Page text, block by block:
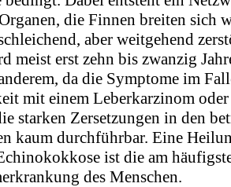
die Finnen breiten sich
aber weitgehend
meist erst zehn bis zwanzig
da die Symptome im
mit einem Leberkarzinom
starken Zersetzungen in den
kaum durchführbar. Eine
ist die am
des Menschen.